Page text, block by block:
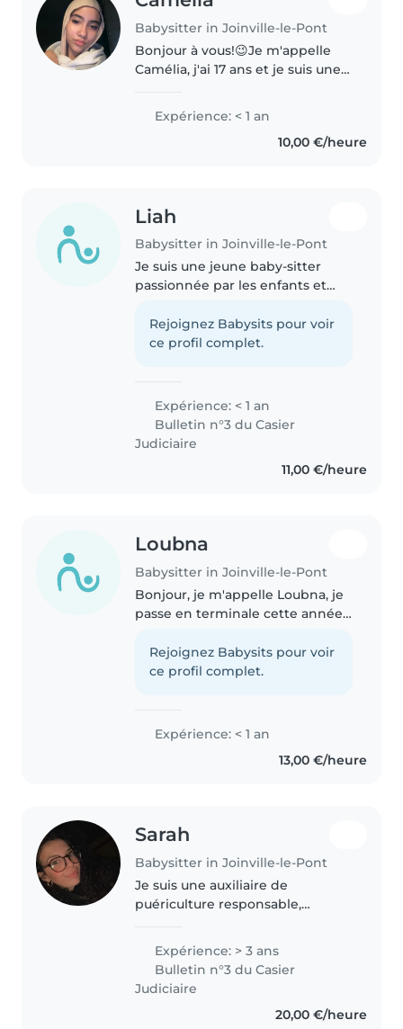
Babysitter in Joinville-le-Pont
Bonjour à vous!😉Je m'appelle
Camélia, j'ai 17 ans et je suis une
BAFA, j'ai été formée à la
sécurité, à l'accompagnement..
Expérience: < 1 an
10,00 €/heure
Liah
Babysitter in Joinville-le-Pont
Je suis une jeune baby-sitter
passionnée par les enfants et
attentionnés et amusants. Avec
un brevet en poche et une
Rejoignez Babysits pour voir
ce profil complet.
Expérience: < 1 an
Bulletin n°3 du Casier
Judiciaire
11,00 €/heure
Loubna
Babysitter in Joinville-le-Pont
Bonjour, je m'appelle Loubna, je
passe en terminale cette année.
extravertie, qui adore faire rire
tout en restant responsable. Je
Rejoignez Babysits pour voir
ce profil complet.
Expérience: < 1 an
13,00 €/heure
Sarah
Babysitter in Joinville-le-Pont
Je suis une auxiliaire de
puériculture responsable,
ans d'expérience. J'ai travaillé
avec des bébés, des tout-petits,
des enfants d'âge préscolaire et..
Expérience: > 3 ans
Bulletin n°3 du Casier
Judiciaire
20,00 €/heure